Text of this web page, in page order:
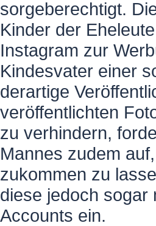
sorgeberechtigt.
Kinder der
Instagram zur
Kindesvater einer
derartige
veröffentlichten
zu verhindern,
Mannes zudem
zukommen zu
diese jedoch sogar
Accounts ein.